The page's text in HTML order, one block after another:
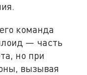
команда
— часть
но при
вызывая